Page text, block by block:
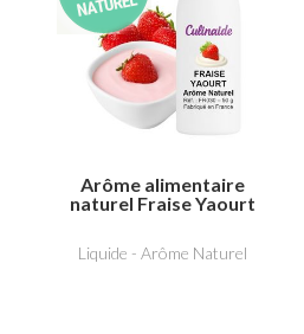
Arôme alimentaire
naturel Fraise Yaourt
Liquide - Arôme Naturel